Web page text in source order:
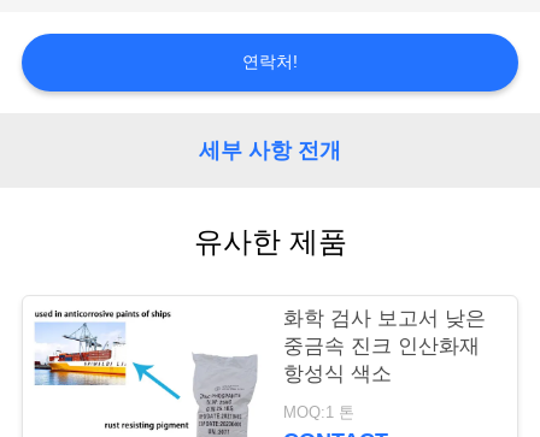
장
질
리
연락처!
세부 사항 전개
유사한 제품
화학 검사 보고서 낮은
중금속 진크 인산화재
항성식 색소
MOQ:1 톤